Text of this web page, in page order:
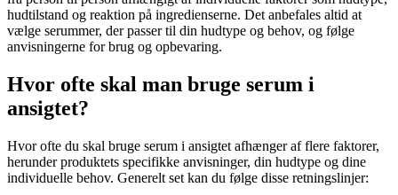
hudtilstand og reaktion på ingredienserne. Det anbefales altid at
vælge serummer, der passer til din hudtype og behov, og følge
anvisningerne for brug og opbevaring.
Hvor ofte skal man bruge serum i
ansigtet?
Hvor ofte du skal bruge serum i ansigtet afhænger af flere faktorer,
herunder produktets specifikke anvisninger, din hudtype og dine
individuelle behov. Generelt set kan du følge disse retningslinjer: